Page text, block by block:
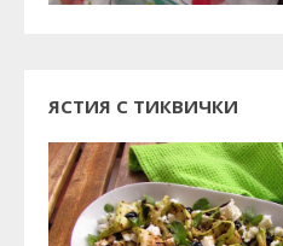
ЯСТИЯ С ТИКВИЧКИ